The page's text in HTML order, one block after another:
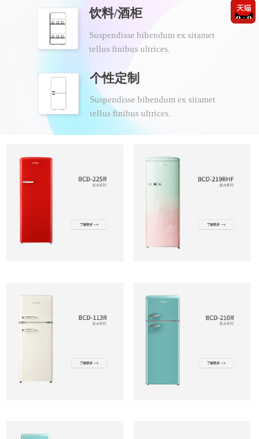
得德国GS\日本PSE\北美ELT\韩国KC\CB等各项严格的安全
认证，所用材料符合欧洲LFGB、RoHs、Reach等严苛的化
学测试要求。
16年来，优诺不断开发各种新产品和构建新的产品平台，
先后形成彩色复古冰箱产品系列、红酒柜产品系列、车载
及房车冰箱产品系列，坚持严苛的欧盟标准和日本标准制
造产品，为国内外客户提供高性价比产品。
按钮
饮料/酒柜
个性定制
Suspendisse bibendum ex sitamet
tellus finibus ultrices.
Suspendisse bibendum ex sitamet
tellus finibus ultrices.